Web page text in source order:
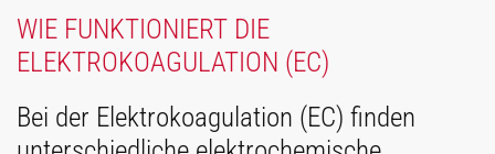
WIE FUNKTIONIERT DIE
ELEKTROKOAGULATION (EC)
Bei der Elektrokoagulation (EC) finden